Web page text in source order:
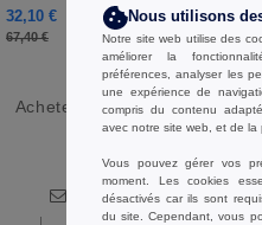
32,10 €
67,40 €
-52%
Acheter Accessoires
Nous utilisons
Notre site web utilise des
améliorer la
préférences, analyser les
une expérience de
compris du contenu
avec notre site web, et de la
Vous pouvez gérer vos
moment. Les cookies
désactivés car ils sont
du site. Cependant, vous